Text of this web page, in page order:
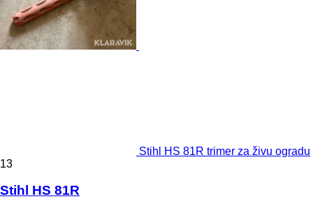
Stihl HS 81R trimer za živu ogradu
13
Stihl HS 81R